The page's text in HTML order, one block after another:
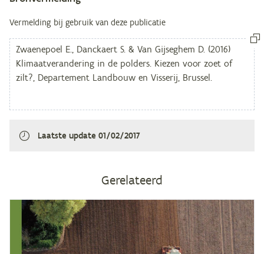
Vermelding bij gebruik van deze publicatie
Laatste update 01/02/2017
Gerelateerd